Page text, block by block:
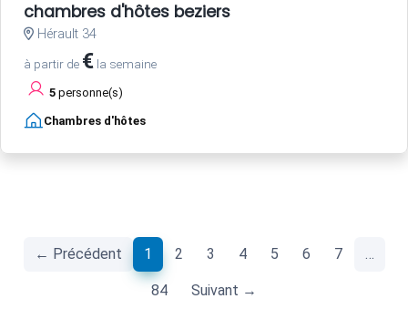
chambres d'hôtes beziers
Hérault 34
à partir de € la semaine
5 personne(s)
Chambres d'hôtes
← Précédent 1 (current)
2 3 4 5 6 7 …
84 Suivant →